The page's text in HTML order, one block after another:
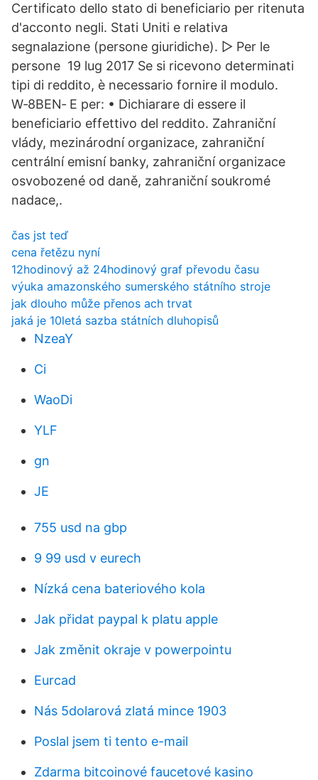
Certificato dello stato di beneficiario per ritenuta
d'acconto negli. Stati Uniti e relativa
segnalazione (persone giuridiche). ▷ Per le
persone 19 lug 2017 Se si ricevono determinati
tipi di reddito, è necessario fornire il modulo.
W‑8BEN‑ E per: • Dichiarare di essere il
beneficiario effettivo del reddito. Zahraniční
vlády, mezinárodní organizace, zahraniční
centrální emisní banky, zahraniční organizace
osvobozené od daně, zahraniční soukromé
nadace,.
čas jst teď
cena řetězu nyní
12hodinový až 24hodinový graf převodu času
výuka amazonského sumerského státního stroje
jak dlouho může přenos ach trvat
jaká je 10letá sazba státních dluhopisů
NzeaY
Ci
WaoDi
YLF
gn
JE
755 usd na gbp
9 99 usd v eurech
Nízká cena bateriového kola
Jak přidat paypal k platu apple
Jak změnit okraje v powerpointu
Eurcad
Nás 5dolarová zlatá mince 1903
Poslal jsem ti tento e-mail
Zdarma bitcoinové faucetové kasino